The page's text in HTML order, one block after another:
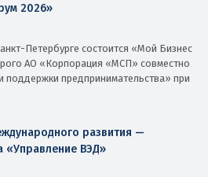
2026»
Петербурге состоится «Мой Бизнес
АО «Корпорация «МСП» совместно
поддержки предпринимательства» при
развития —
«Управление ВЭД»